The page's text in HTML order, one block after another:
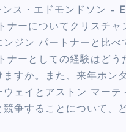
ス・エドモンドソン –
ナーについてクリスチャ
ンジン パートナーと比べ
ナーとしての経験はどう
ますか。また、来年ホン
ウェイとアストン マーテ
競争することについて、